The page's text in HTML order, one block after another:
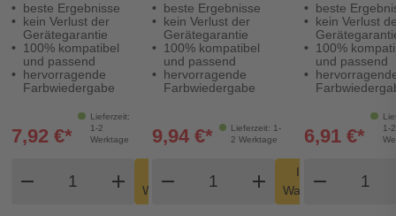
schwarz auf
transparent 6 mm
beste Ergebnisse
kein Verlust der
Gerätegarantie
100% kompatibel
und passend
hervorragende
Farbwiedergabe
Lieferzeit:
1-2
Werktage
7,92 €*
remove add
Warenkorb
shopping_cart
schwarz auf weiß
19 mm
beste Ergebnisse
kein Verlust der
Gerätegarantie
100% kompatibel
und passend
hervorragende
Farbwiedergabe
Lieferzeit: 1-
2 Werktage
9,94 €*
remove
Produkt Warenkorb
add
In den
Warenkorb
shopping_cart
schwarz auf
6 mm
beste
kein Verlust
100%
und passend
1-2
6,91 €*
remove